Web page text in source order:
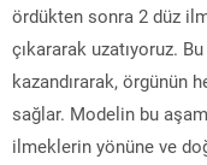
ördükten sonra 2 düz
çıkararak uzatıyoruz.
kazandırarak, örgünün
sağlar. Modelin bu
ilmeklerin yönüne ve